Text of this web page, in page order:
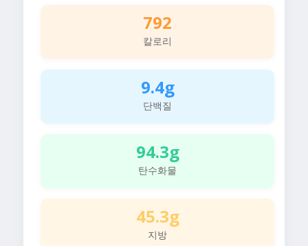
792
칼로리
9.4g
단백질
94.3g
탄수화물
45.3g
지방